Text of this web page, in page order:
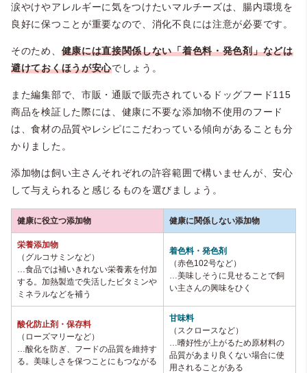
涙やけやアレルギーに気をつけたいマルチーズは、腸内環境を
良好に保つことが重要なので、消化不良には注意が必要です。
そのため、 健康には直接関係しない「着色料・発色剤」などは
避けておくほうが安心でしょう。
また編集部で、市販・通販で販売されているドッグフード115
商品を検証した際には、健康に不要な添加物不使用のフード
は、食材の品質やレシピにこだわっている傾向があることも分
かりました。
添加物は飼い主さんそれぞれの許容範囲で構いませんが、安心
して与えられると感じるものを選びましょう。
健康に役立つ添加物 健康に関係しない添加物
栄養添加物
（グルコサミンなど）
…食品では補いきれない栄養素を付加
する。加熱製造で失活したビタミンや
ミネラルなどを補う
着色料・発色剤
（赤色102号など）
…美味しそうに見せることで飼
い主さんの興味をひく
酸化防止剤・保存料
（ローズマリーなど）
…酸化を防ぎ、フードの品質を維持す
る。美味しさを保つことにもつながる
甘味料
（スクロースなど）
…嗜好性が上がるため原材料の
品質があまり良くない場合に使
用されることがある